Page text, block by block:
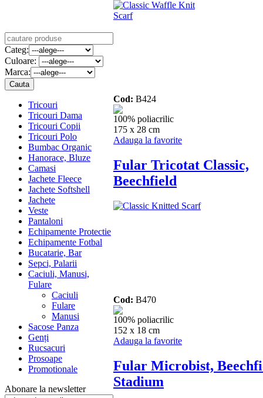
Categ:
Culoare:
Marca:
Tricouri
Tricouri Dama
Tricouri Copii
Tricouri Polo
Bumbac Organic
Hanorace, Bluze
Camasi
Jachete Fleece
Jachete Softshell
Jachete
Veste
Pantaloni
Echipamente Protectie
Echipamente Fotbal
Bucatarie, Bar
Sepci, Palarii
Caciuli, Manusi,
Fulare
Caciuli
Fulare
Manusi
Sacose Panza
Genți
Rucsacuri
Prosoape
Promotionale
Abonare la newsletter
Cod: B424
100% poliacrilic
175 x 28 cm
Adauga la favorite
Fular Tricotat Classic,
Beechfield
Cod: B470
100% poliacrilic
152 x 18 cm
Adauga la favorite
Fular Microbist,
Stadium